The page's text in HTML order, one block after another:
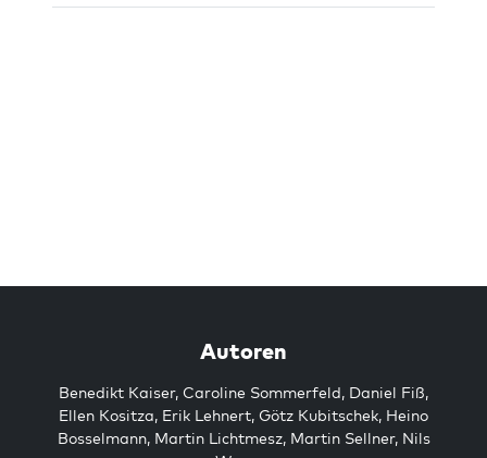
Autoren
Benedikt Kaiser, Caroline Sommerfeld, Daniel Fiß,
Ellen Kositza, Erik Lehnert, Götz Kubitschek, Heino
Bosselmann, Martin Lichtmesz, Martin Sellner, Nils